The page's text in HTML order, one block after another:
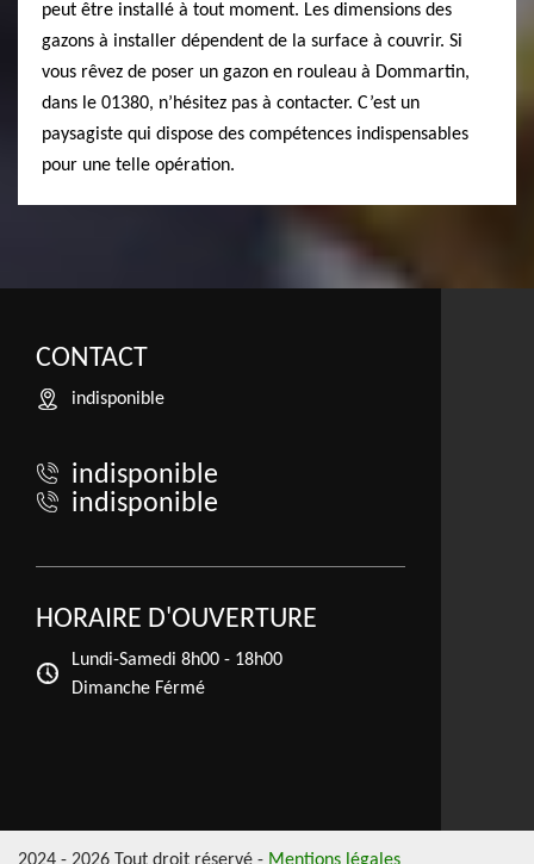
peut être installé à tout moment. Les dimensions des
gazons à installer dépendent de la surface à couvrir. Si
vous rêvez de poser un gazon en rouleau à Dommartin,
dans le 01380, n’hésitez pas à contacter. C’est un
paysagiste qui dispose des compétences indispensables
pour une telle opération.
CONTACT
indisponible
indisponible
indisponible
HORAIRE D'OUVERTURE
Lundi-Samedi 8h00 - 18h00
Dimanche Férmé